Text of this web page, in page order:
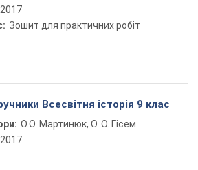
2017
Зошит для практичних робіт
Всесвітня історія 9 клас
О.О. Мартинюк, О. О. Гісем
2017